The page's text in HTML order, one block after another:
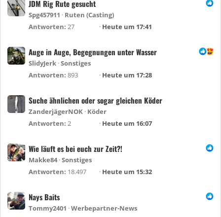
JDM Rig Rute gesucht
Spg457911
Ruten (Casting)
Antworten 27 Heute um 17:41
Auge in Auge, Begegnungen unter Wasser
SlidyJerk Sonstiges
Antworten 893 Heute um 17:28
Suche ähnlichen oder sogar gleichen Köder
ZanderjägerNOK Köder
Antworten 2 Heute um 16:07
Wie läuft es bei euch zur Zeit?!
Makke84 Sonstiges
Antworten 18.497 Heute um 15:32
Nays Baits
Tommy2401 Werbepartner-News